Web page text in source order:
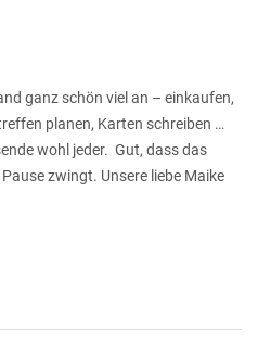
ganz schön viel an – einkaufen,
planen, Karten schreiben …
wohl jeder. Gut, dass das
zwingt. Unsere liebe Maike